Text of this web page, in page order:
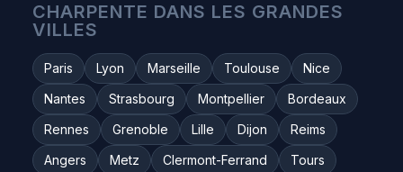
CHARPENTE DANS LES GRANDES
VILLES
Paris Lyon Marseille Toulouse
Nice
Nantes
Strasbourg Montpellier
Bordeaux
Rennes
Grenoble Lille Dijon
Reims
Angers
Metz Clermont-Ferrand
Tours